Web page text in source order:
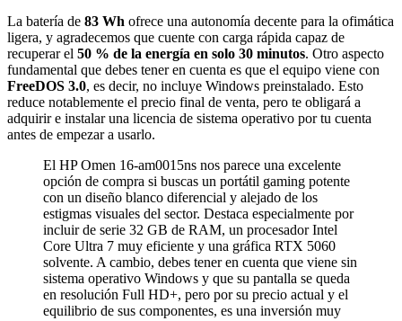
La batería de 83 Wh ofrece una autonomía decente para la ofimática
ligera, y agradecemos que cuente con carga rápida capaz de
recuperar el 50 % de la energía en solo 30 minutos. Otro aspecto
fundamental que debes tener en cuenta es que el equipo viene con
FreeDOS 3.0, es decir, no incluye Windows preinstalado. Esto
reduce notablemente el precio final de venta, pero te obligará a
adquirir e instalar una licencia de sistema operativo por tu cuenta
antes de empezar a usarlo.
El HP Omen 16-am0015ns nos parece una excelente
opción de compra si buscas un portátil gaming potente
con un diseño blanco diferencial y alejado de los
estigmas visuales del sector. Destaca especialmente por
incluir de serie 32 GB de RAM, un procesador Intel
Core Ultra 7 muy eficiente y una gráfica RTX 5060
solvente. A cambio, debes tener en cuenta que viene sin
sistema operativo Windows y que su pantalla se queda
en resolución Full HD+, pero por su precio actual y el
equilibrio de sus componentes, es una inversión muy